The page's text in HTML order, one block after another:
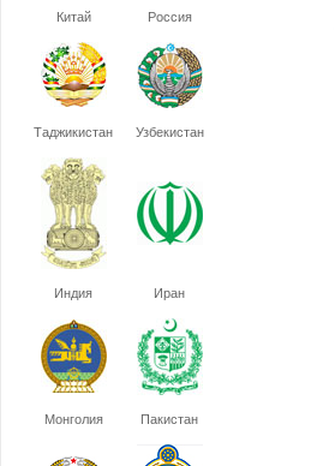
Китай Россия
Таджикистан Узбекистан
Индия Иран
Монголия Пакистан